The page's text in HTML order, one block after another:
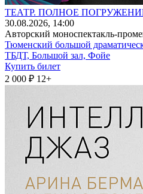
ТЕАТР. ПОЛНОЕ
30.08.2026, 14:00
Авторский моноспектакль-
Тюменский большой
ТБДТ, Большой зал, Фойе
Купить билет
2 000 ₽ 12+